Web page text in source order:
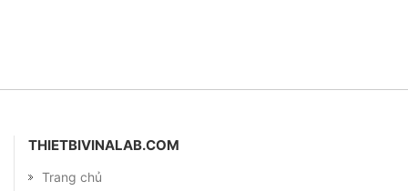
THIETBIVINALAB.COM
Trang chủ